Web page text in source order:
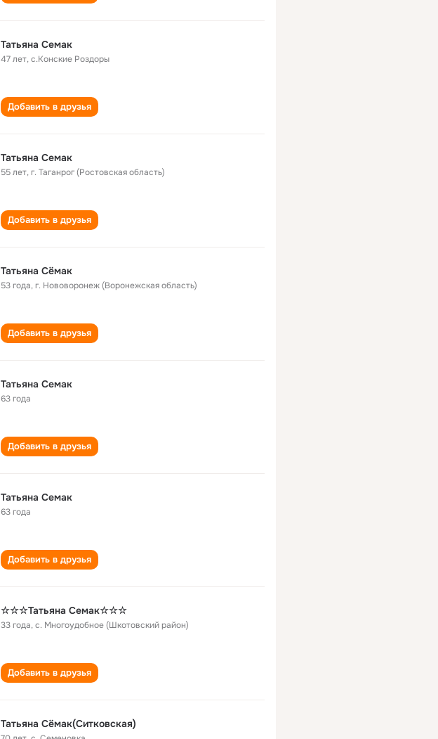
Татьяна Семак
47 лет,с.Конские Роздоры
Добавить в друзья
Татьяна Семак
55 лет,г. Таганрог (Ростовская область)
Добавить в друзья
Татьяна Сёмак
53 года,г. Нововоронеж (Воронежская область)
Добавить в друзья
Татьяна Семак
63 года
Добавить в друзья
Татьяна Семак
63 года
Добавить в друзья
☆☆☆Татьяна Семак☆☆☆
33 года,с. Многоудобное (Шкотовский район)
Добавить в друзья
Татьяна Сёмак(Ситковская)